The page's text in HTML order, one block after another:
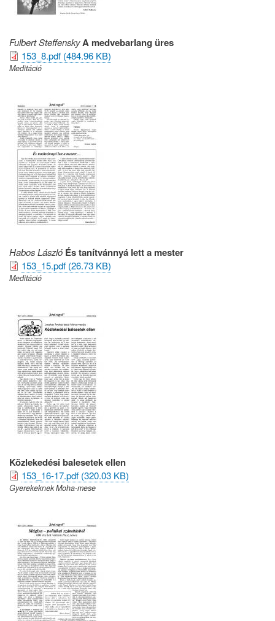
Fulbert SteffenskyA medvebarlang üres
153_8.pdf (484.96 KB)
Meditáció
Habos László És tanítvánnyá lett a mester
153_15.pdf (26.73 KB)
Meditáció
Közlekedési balesetek ellen
153_16-17.pdf (320.03 KB)
Gyerekeknek Moha-mese